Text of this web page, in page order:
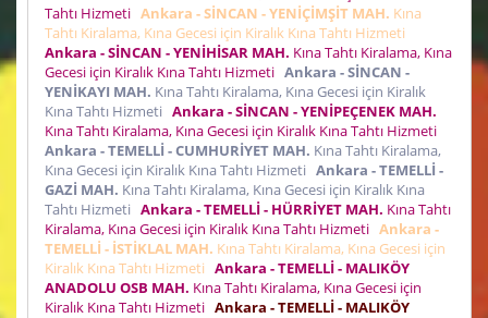
Tahtı Hizmeti Ankara - SİNCAN - YENİÇİMŞİT MAH. Kına
Tahtı Kiralama, Kına Gecesi için Kiralık Kına Tahtı Hizmeti
Ankara - SİNCAN - YENİHİSAR MAH. Kına Tahtı Kiralama, Kına
Gecesi için Kiralık Kına Tahtı Hizmeti Ankara - SİNCAN -
YENİKAYI MAH. Kına Tahtı Kiralama, Kına Gecesi için Kiralık
Kına Tahtı Hizmeti Ankara - SİNCAN - YENİPEÇENEK MAH.
Kına Tahtı Kiralama, Kına Gecesi için Kiralık Kına Tahtı Hizmeti
Ankara - TEMELLİ - CUMHURİYET MAH. Kına Tahtı Kiralama,
Kına Gecesi için Kiralık Kına Tahtı Hizmeti Ankara - TEMELLİ -
GAZİ MAH. Kına Tahtı Kiralama, Kına Gecesi için Kiralık Kına
Tahtı Hizmeti Ankara - TEMELLİ - HÜRRİYET MAH. Kına Tahtı
Kiralama, Kına Gecesi için Kiralık Kına Tahtı Hizmeti Ankara -
TEMELLİ - İSTİKLAL MAH. Kına Tahtı Kiralama, Kına Gecesi için
Kiralık Kına Tahtı Hizmeti Ankara - TEMELLİ - MALIKÖY
ANADOLU OSB MAH. Kına Tahtı Kiralama, Kına Gecesi için
Kiralık Kına Tahtı Hizmeti Ankara - TEMELLİ - MALIKÖY